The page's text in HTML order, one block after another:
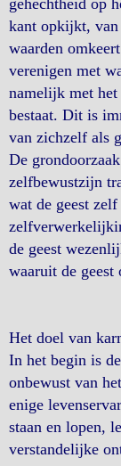
gehechtheid op
kant opkijkt, van
waarden
verenigen met
namelijk met
bestaat. Dit is
van zichzelf als
De
zelfbewustzijn
wat de geest
de geest
waaruit de
Het doel van
In het begin is
onbewust van
enige
staan en lopen,
verstandelijke